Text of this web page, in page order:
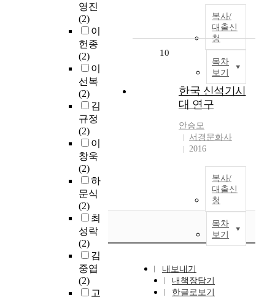
영진
(2)
이
헌종
(2)
이
선복
(2)
김
규정
(2)
이
창욱
(2)
하
문식
(2)
최
성락
(2)
김
중엽
(2)
고
복사/
대출신
청
목차
보기
10
한국 신석기시
대 연구
안승모
서경문화사
2016
복사/
대출신
청
목차
보기
내보내기
내책장담기
한글로보기